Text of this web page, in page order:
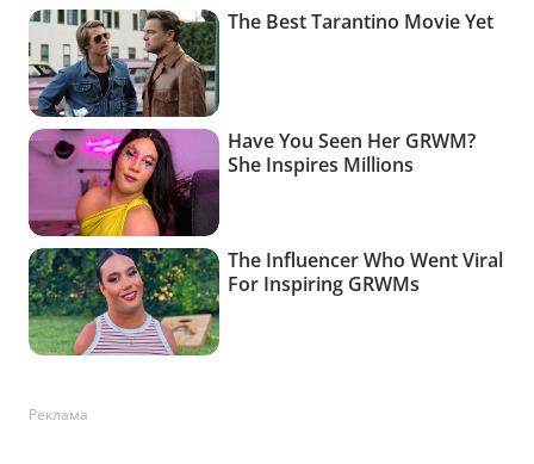
Реклама